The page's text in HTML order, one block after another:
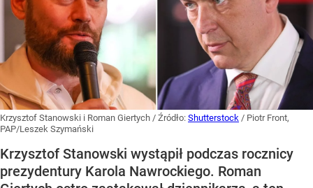
Krzysztof Stanowski i Roman Giertych / Źródło: Shutterstock / Piotr Front,
PAP/Leszek Szymański
Krzysztof Stanowski wystąpił podczas rocznicy
prezydentury Karola Nawrockiego. Roman